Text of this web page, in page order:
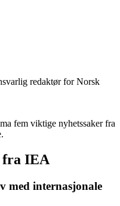
redaktør for Norsk
fem viktige nyhetssaker fra
fra IEA
med internasjonale